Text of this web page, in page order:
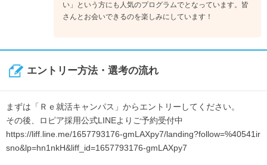
い」という方にも人気のプログラムでとなっています。皆
さんとお会いできるのを楽しみにしています！
エントリー方法・選考の流れ
まずは「Ｒｅ就活キャンパス」からエントリーしてください。
その後、ロピア採用公式LINEよりご予約受付中
https://liff.line.me/1657793176-gmLAXpy7/landing?follow=%40541ir
sno&lp=hn1nkH&liff_id=1657793176-gmLAXpy7